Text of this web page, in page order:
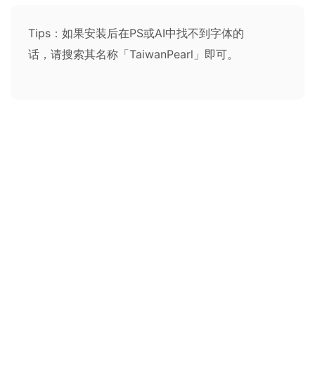
Tips：如果安装后在PS或AI中找不到字体的
话，请搜索其名称「TaiwanPearl」即可。